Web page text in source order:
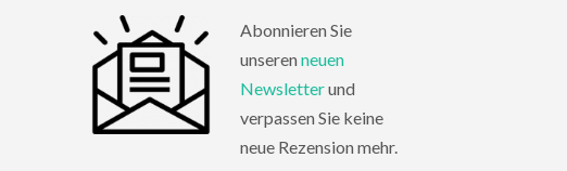
Abonnieren Sie
unserenneuen
Newsletterund
verpassen Sie keine
neue Rezension mehr.